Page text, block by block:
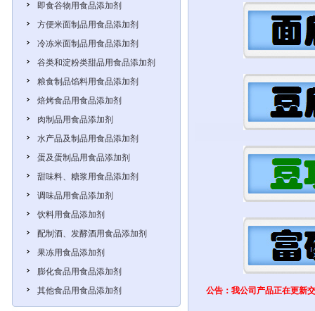
即食谷物用食品添加剂
方便米面制品用食品添加剂
冷冻米面制品用食品添加剂
谷类和淀粉类甜品用食品添加剂
粮食制品馅料用食品添加剂
焙烤食品用食品添加剂
肉制品用食品添加剂
水产品及制品用食品添加剂
蛋及蛋制品用食品添加剂
甜味料、糖浆用食品添加剂
调味品用食品添加剂
饮料用食品添加剂
配制酒、发酵酒用食品添加剂
果冻用食品添加剂
膨化食品用食品添加剂
其他食品用食品添加剂
公告：我公司产品正在更新